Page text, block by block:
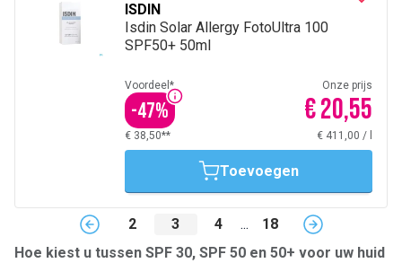
ISDIN
Isdin Solar Allergy FotoUltra 100
SPF50+ 50ml
Voordeel*
-47%
Onze prijs
€ 20,55
€ 38,50** € 411,00 /
Toevoegen
2 3 4 ...
18
Hoe kiest u tussen SPF 30, SPF 50 en 50+ voor uw huid